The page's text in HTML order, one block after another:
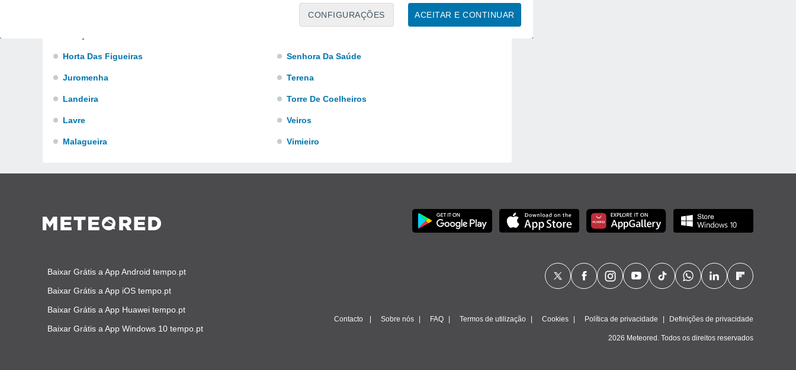
ACEITAR E CONTINUAR
CONFIGURAÇÕES
Horta Das Figueiras
Juromenha
Landeira
Lavre
Malagueira
São Vicente Do Pigeiro
Senhora Da Saúde
Terena
Torre De Coelheiros
Veiros
Vimieiro
Baixar Grátis a App Android tempo.pt
Baixar Grátis a App iOS tempo.pt
Baixar Grátis a App Huawei tempo.pt
Baixar Grátis a App Windows 10 tempo.pt
Contacto Sobre nós FAQ Termos de utilização Cookies Política de privacidade Definições de privacidade
2026 Meteored. Todos os direitos reservados